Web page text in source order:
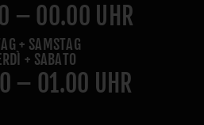
– 00.00 UHR
+ SAMSTAG
+ SABATO
– 01.00 UHR